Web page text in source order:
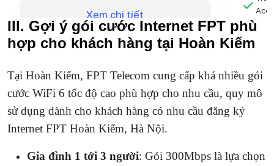
Xem chi tiết
III. Gợi ý gói cước Internet FPT phù
hợp cho khách hàng tại Hoàn Kiếm
Tại Hoàn Kiếm, FPT Telecom cung cấp khá nhiều gói
cước WiFi 6 tốc độ cao phù hợp cho nhu cầu, quy mô
sử dụng dành cho khách hàng có nhu cầu đăng ký
Internet FPT Hoàn Kiếm, Hà Nội.
Gia đình 1 tới 3 người: Gói 300Mbps là lựa chọn